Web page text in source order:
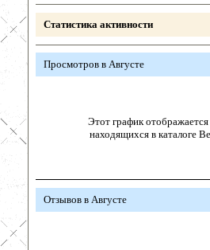
Статистика активности
Просмотров в Августе
Этот график отображается
находящихся в каталоге
Отзывов в Августе